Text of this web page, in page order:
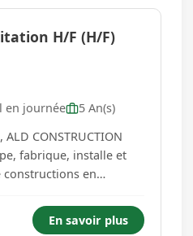
H/F (H/F)
en journée
5 An(s)
CONSTRUCTION
fabrique, installe et
constructions en
envers l'ossature bois
En savoir plus